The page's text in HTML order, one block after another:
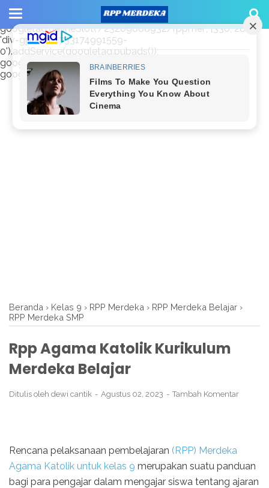
window.googletag = window.googletag || {cmd: []};
googletag.cmd.push(function() {
googletag.defineSlot('/23209888932/rppmer', [336, 280],
'div-gpt-ad-1733174991559-
0').addService(googletag.pubads());
googletag.pubads().enableSingleRequest();
googletag.enableServices(); });
Beranda › Kelas 9 › RPP Merdeka › RPP Merdeka Belajar ›
RPP Merdeka SMP
Rpp Agama Katolik Kurikulum
Merdeka Belajar
Ditulis oleh dewi cantik Agustus 02, 2023 Tambah Komentar
Rencana pelaksanaan pembelajaran (RPP) Merdeka
Agama Katolik untuk kelas 9 merupakan suatu panduan
bagi para pengajar dalam mengajar siswa tentang ajaran